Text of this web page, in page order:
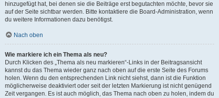
hinzugefügt hat, bei denen sie die Beiträge erst begutachten möchte, bevor sie
auf der Seite sichtbar werden. Bitte kontaktiere die Board-Administration, wenn
du weitere Informationen dazu benötigst.
Nach oben
Wie markiere ich ein Thema als neu?
Durch Klicken des „Thema als neu markieren“-Links in der Beitragsansicht
kannst du das Thema wieder ganz nach oben auf die erste Seite des Forums
holen. Wenn du den entsprechenden Link nicht siehst, dann ist die Funktion
möglicherweise deaktiviert oder seit der letzten Markierung ist nicht genügend
Zeit vergangen. Es ist auch möglich, das Thema nach oben zu holen, indem du